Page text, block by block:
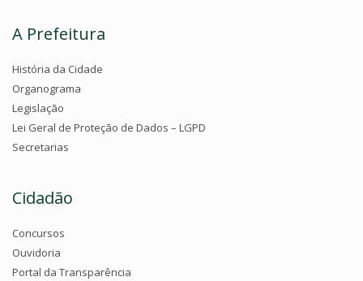
A Prefeitura
História da Cidade
Organograma
Legislação
Lei Geral de Proteção de Dados – LGPD
Secretarias
Cidadão
Concursos
Ouvidoria
Portal da Transparência